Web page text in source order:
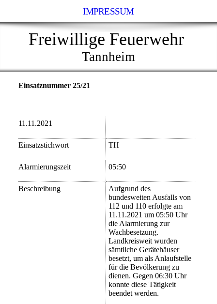
IMPRESSUM
Freiwillige Feuerwehr
Tannheim
Einsatznummer 25/21
11.11.2021
Einsatzstichwort TH
Alarmierungszeit 05:50
Beschreibung
Aufgrund des
bundesweiten Ausfalls von
112 und 110 erfolgte am
11.11.2021 um 05:50 Uhr
die Alarmierung zur
Wachbesetzung.
Landkreisweit wurden
sämtliche Gerätehäuser
besetzt, um als Anlaufstelle
für die Bevölkerung zu
dienen. Gegen 06:30 Uhr
konnte diese Tätigkeit
beendet werden.